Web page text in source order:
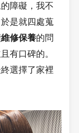
障礙，我不
是就四處蒐
維修保養的問
有口碑的。
選擇了家裡